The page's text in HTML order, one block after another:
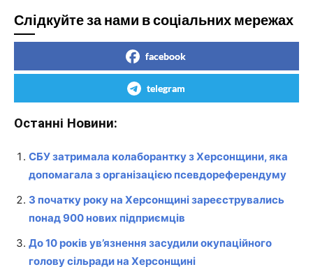
Слідкуйте за нами в соціальних мережах
facebook
telegram
Останні Новини:
СБУ затримала колаборантку з Херсонщини, яка
допомагала з організацією псевдореферендуму
З початку року на Херсонщині зареєструвались
понад 900 нових підприємців
До 10 років ув’язнення засудили окупаційного
голову сільради на Херсонщині